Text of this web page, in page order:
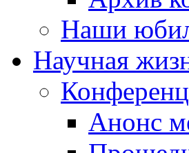
Наши
Научная
Анонс